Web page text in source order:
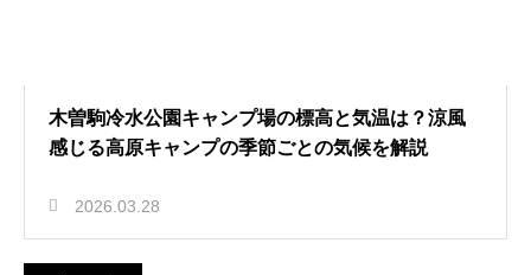
木曽駒冷水公園キャンプ場の標高と気温は？涼風
感じる高原キャンプの季節ごとの気候を解説
2026.03.28